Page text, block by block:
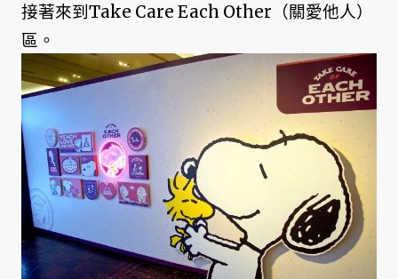
接著來到Take Care Each Other（關愛他人）
區。